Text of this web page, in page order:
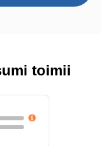
toimii